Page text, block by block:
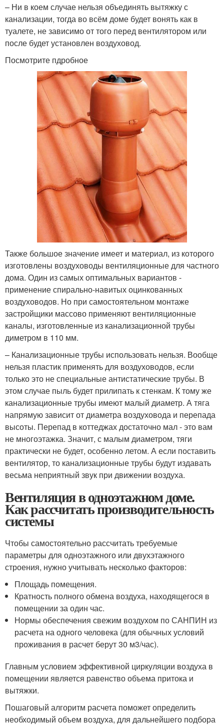
– Ни в коем случае нельзя объединять вытяжку с
канализации, тогда во всём доме будет вонять как в
туалете, не зависимо от того перед вентилятором или
после будет установлен воздуховод.
Посмотрите пдробное
Также большое значение имеет и материал, из которого
изготовлены воздуховоды вентиляционные для частного
дома. Один из самых оптимальных вариантов -
применение спирально-навитых оцинкованных
воздуховодов. Но при самостоятельном монтаже
застройщики массово применяют вентиляционные
каналы, изготовленные из канализационной трубы
диметром в 110 мм.
– Канализационные трубы использовать нельзя. Вообще
нельзя пластик применять для воздуховодов, если
только это не специальные антистатические трубы. В
этом случае пыль будет прилипать к стенкам. К тому же
канализационные трубы имеют малый диаметр. А тяга
напрямую зависит от диаметра воздуховода и перепада
высоты. Перепад в коттеджах достаточно мал - это вам
не многоэтажка. Значит, с малым диаметром, тяги
практически не будет, особенно летом. А если поставить
вентилятор, то канализационные трубы будут издавать
весьма неприятный звук при движении воздуха.
Вентиляция в одноэтажном доме.
Как рассчитать производительность
системы
Чтобы самостоятельно рассчитать требуемые
параметры для одноэтажного или двухэтажного
строения, нужно учитывать несколько факторов:
Площадь помещения.
Кратность полного обмена воздуха, находящегося в
помещении за один час.
Нормы обеспечения свежим воздухом по САНПИН из
расчета на одного человека (для обычных условий
проживания в расчет берут 30 м3/час).
Главным условием эффективной циркуляции воздуха в
помещении является равенство объема притока и
вытяжки.
Пошаговый алгоритм расчета поможет определить
необходимый объем воздуха, для дальнейшего подбора